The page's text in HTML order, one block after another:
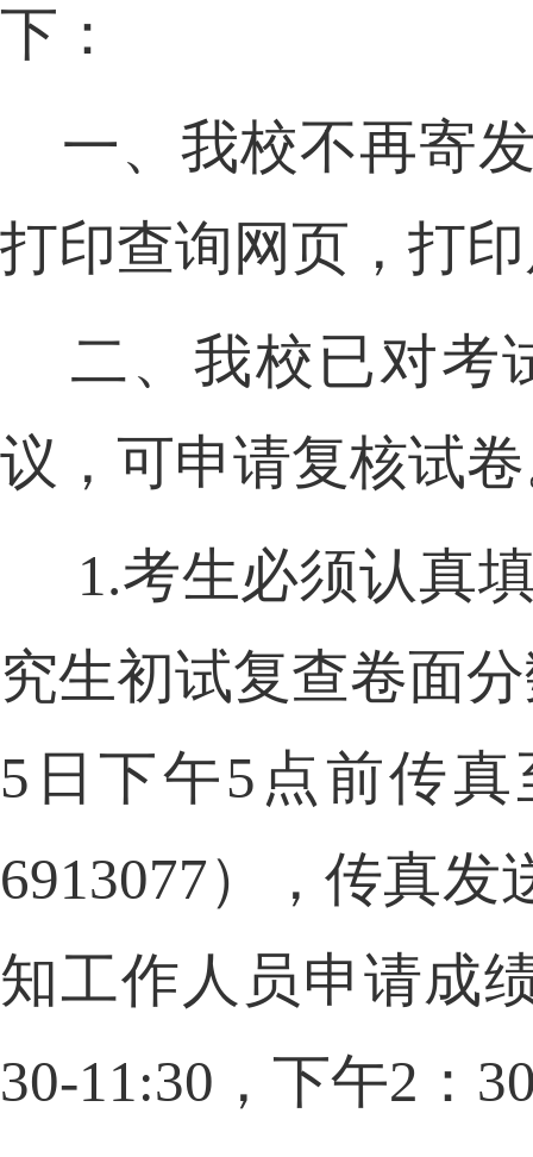
下：
一、我校不再寄
打印查询网页，打
二、我校已对考
议，可申请复核试
1.考生必须认真
究生初试复查卷面
5 日下午5 点前传
6913077），传真发
知工作人员申请成
30-11:30 ，下午2 ：